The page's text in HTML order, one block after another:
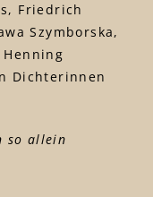
Friedrich
Szymborska,
Dichterinnen
so allein